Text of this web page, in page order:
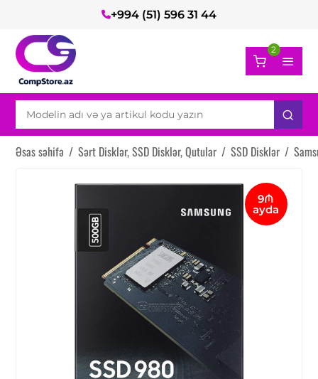
+994 (51) 596 31 44
2
Əsas səhifə / Sərt Disklər, SSD Disklər, Qutular / SSD Disklər /
9₼
ayda